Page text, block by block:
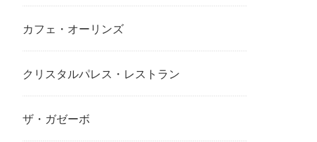
カフェ・オーリンズ
クリスタルパレス・レストラン
ザ・ガゼーボ